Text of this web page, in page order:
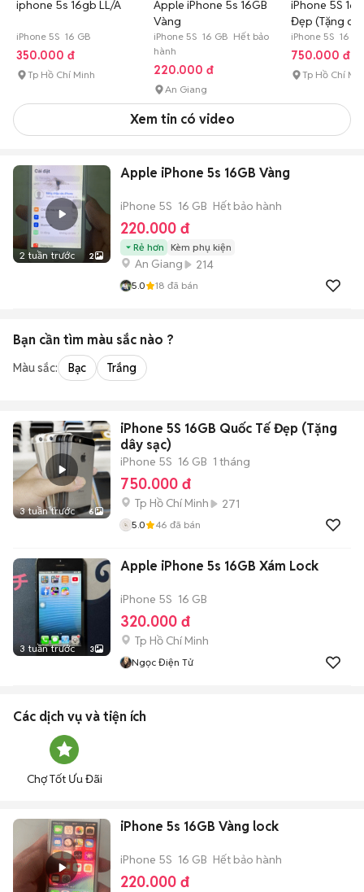
iphone 5s 16gb LL/A
iPhone 5S 16 GB
350.000 đ
Tp Hồ Chí Minh
Apple iPhone 5s 16GB
Vàng
iPhone 5S 16 GB Hết bảo
hành
220.000 đ
An Giang
iPhone 5S
Đẹp (Tặng
iPhone 5S 16
750.000 đ
Tp Hồ Chí
Xem tin có video
2 tuần trước 2
Apple iPhone 5s 16GB Vàng
iPhone 5S 16 GB Hết bảo hành
220.000 đ
Rẻ hơn Kèm phụ kiện
An Giang 214
5.0 18 đã bán
Bạn cần tìm màu sắc nào ?
Màu sắc: Bạc Trắng
3 tuần trước 6
iPhone 5S 16GB Quốc Tế Đẹp (Tặng
dây sạc)
iPhone 5S 16 GB 1 tháng
750.000 đ
Tp Hồ Chí Minh 271
5.0 46 đã bán
3 tuần trước 3
Apple iPhone 5s 16GB Xám Lock
iPhone 5S 16 GB
320.000 đ
Tp Hồ Chí Minh
Ngọc Điện Tử
Các dịch vụ và tiện ích
Chợ Tốt Ưu Đãi
iPhone 5s 16GB Vàng lock
iPhone 5S 16 GB Hết bảo hành
220.000 đ